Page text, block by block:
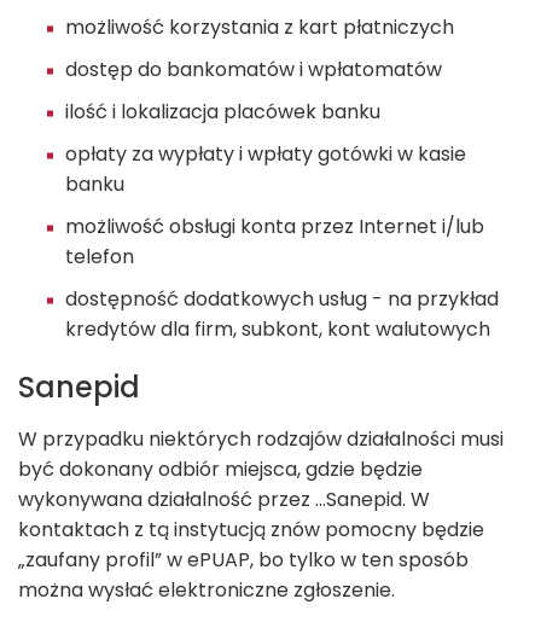
możliwość korzystania z kart płatniczych
dostęp do bankomatów i wpłatomatów
ilość i lokalizacja placówek banku
opłaty za wypłaty i wpłaty gotówki w kasie
banku
możliwość obsługi konta przez Internet i/lub
telefon
dostępność dodatkowych usług - na przykład
kredytów dla firm, subkont, kont walutowych
Sanepid
W przypadku niektórych rodzajów działalności musi
być dokonany odbiór miejsca, gdzie będzie
wykonywana działalność przez …Sanepid. W
kontaktach z tą instytucją znów pomocny będzie
„zaufany profil” w ePUAP, bo tylko w ten sposób
można wysłać elektroniczne zgłoszenie.